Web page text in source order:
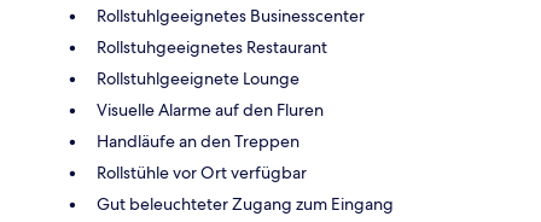
Rollstuhlgeeignetes Businesscenter
Rollstuhgeeignetes Restaurant
Rollstuhlgeeignete Lounge
Visuelle Alarme auf den Fluren
Handläufe an den Treppen
Rollstühle vor Ort verfügbar
Gut beleuchteter Zugang zum Eingang